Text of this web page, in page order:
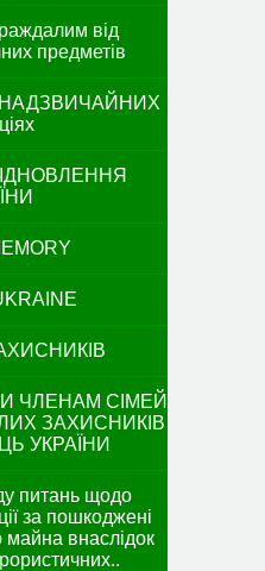
від
предметів
НАДЗВИЧАЙНИХ
ЧЛЕНАМ СІМЕЙ
ЗАХИСНИКІВ
УКРАЇНИ
питань щодо
за пошкоджені
майна внаслідок